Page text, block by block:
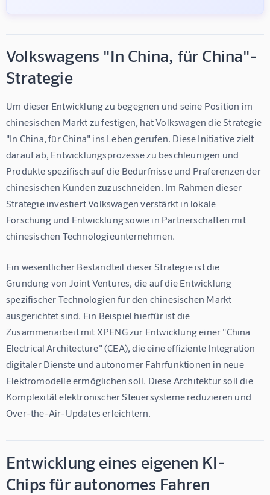
Volkswagens "In China, für China"-
Strategie
Um dieser Entwicklung zu begegnen und seine Position im
chinesischen Markt zu festigen, hat Volkswagen die Strategie
"In China, für China" ins Leben gerufen. Diese Initiative zielt
darauf ab, Entwicklungsprozesse zu beschleunigen und
Produkte spezifisch auf die Bedürfnisse und Präferenzen der
chinesischen Kunden zuzuschneiden. Im Rahmen dieser
Strategie investiert Volkswagen verstärkt in lokale
Forschung und Entwicklung sowie in Partnerschaften mit
chinesischen Technologieunternehmen.
Ein wesentlicher Bestandteil dieser Strategie ist die
Gründung von Joint Ventures, die auf die Entwicklung
spezifischer Technologien für den chinesischen Markt
ausgerichtet sind. Ein Beispiel hierfür ist die
Zusammenarbeit mit XPENG zur Entwicklung einer "China
Electrical Architecture" (CEA), die eine effiziente Integration
digitaler Dienste und autonomer Fahrfunktionen in neue
Elektromodelle ermöglichen soll. Diese Architektur soll die
Komplexität elektronischer Steuersysteme reduzieren und
Over-the-Air-Updates erleichtern.
Entwicklung eines eigenen KI-
Chips für autonomes Fahren